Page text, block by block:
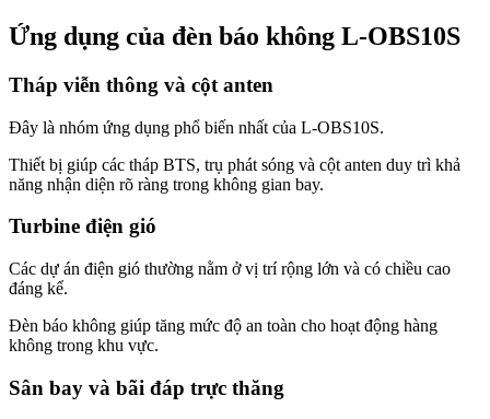
Ứng dụng của đèn báo không L-OBS10S
Tháp viễn thông và cột anten
Đây là nhóm ứng dụng phổ biến nhất của L-OBS10S.
Thiết bị giúp các tháp BTS, trụ phát sóng và cột anten duy trì khả
năng nhận diện rõ ràng trong không gian bay.
Turbine điện gió
Các dự án điện gió thường nằm ở vị trí rộng lớn và có chiều cao
đáng kể.
Đèn báo không giúp tăng mức độ an toàn cho hoạt động hàng
không trong khu vực.
Sân bay và bãi đáp trực thăng